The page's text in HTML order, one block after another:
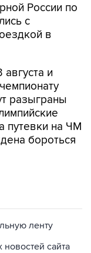
России по
с
в
и
разыграны
путевки на ЧМ
бороться
ленту
сайта